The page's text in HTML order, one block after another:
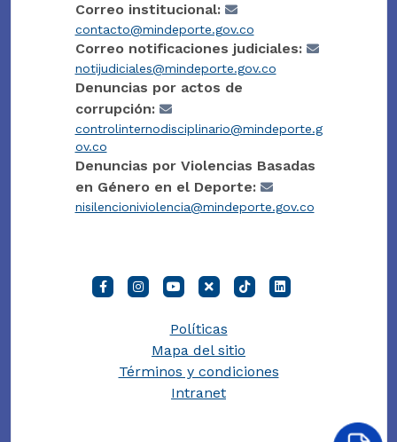
Correo institucional:
contacto@mindeporte.gov.co
Correo notificaciones judiciales:
notijudiciales@mindeporte.gov.co
Denuncias por actos de
corrupción:
controlinternodisciplinario@mindeporte.g
ov.co
Denuncias por Violencias Basadas
en Género en el Deporte:
nisilencioniviolencia@mindeporte.gov.co
Políticas
Mapa del sitio
Términos y condiciones
Intranet